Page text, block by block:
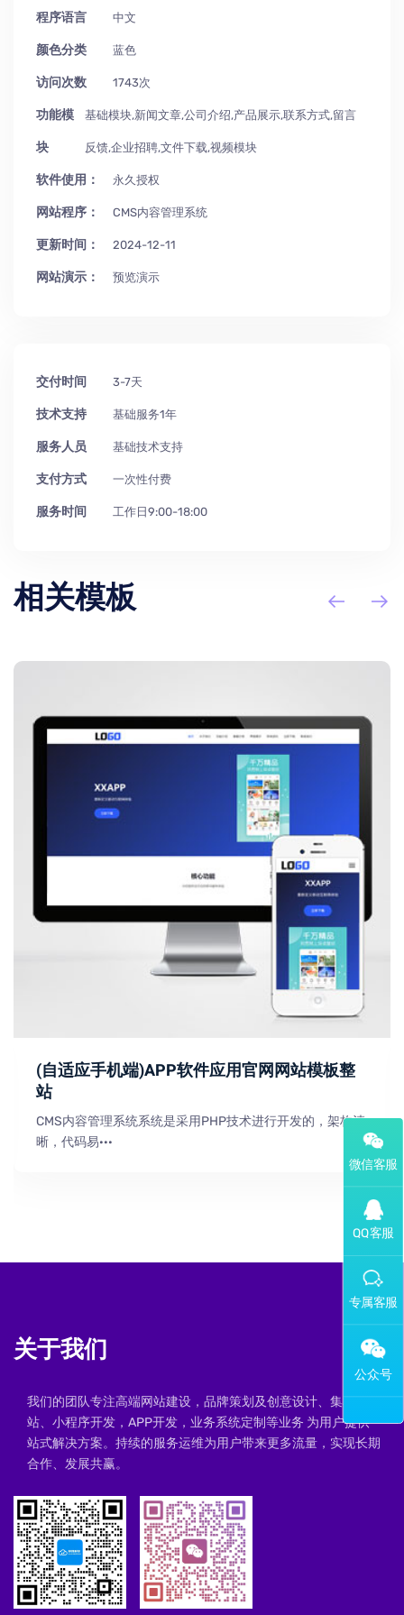
程序语言 中文
颜色分类 蓝色
访问次数 1743次
功能模
块
基础模块,新闻文章,公司介绍,产品展示,联系方式,留言
反馈,企业招聘,文件下载,视频模块
软件使用： 永久授权
网站程序： CMS内容管理系统
更新时间： 2024-12-11
网站演示： 预览演示
交付时间 3-7天
技术支持 基础服务1年
服务人员 基础技术支持
支付方式 一次性付费
服务时间 工作日9:00-18:00
相关模板
(自适应手机端)APP软件应用官网网站模板整
站
CMS内容管理系统系统是采用PHP技术进行开发的，架构清
晰，代码易···
关于我们
我们的团队专注高端网站建设，品牌策划及创意设计、集群建
站、小程序开发，APP开发，业务系统定制等业务 为用户提供一
站式解决方案。持续的服务运维为用户带来更多流量，实现长期
合作、发展共赢。